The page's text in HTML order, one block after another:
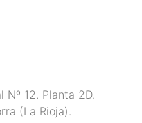
Nº 12. Planta 2D.
(La Rioja).